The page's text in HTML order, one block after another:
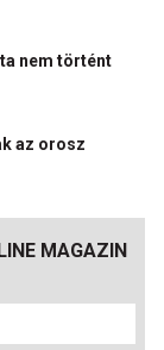
nem történt
az orosz
MAGAZIN